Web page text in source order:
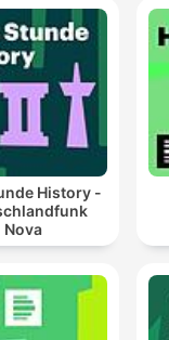
History -
Nova